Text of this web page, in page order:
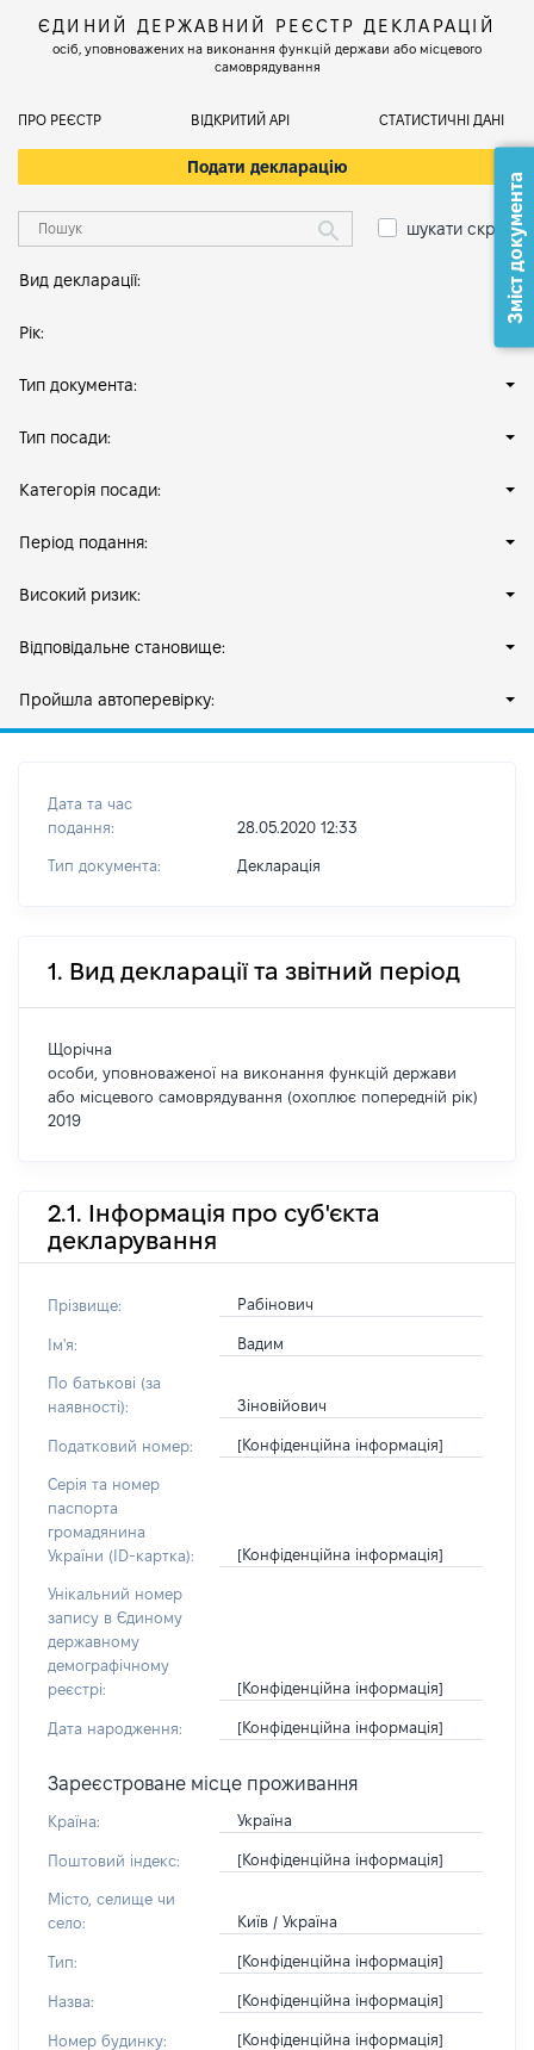
ЄДИНИЙ ДЕРЖАВНИЙ РЕЄСТР ДЕКЛАРАЦІЙ
осіб, уповноважених на виконання функцій держави або місцевого
самоврядування
ПРО РЕЄСТР ВІДКРИТИЙ АРІ СТАТИСТИЧНІ ДАНІ
Подати декларацію
шукати скрізь
Вид декларації:
Рік:
Тип документа:
Тип посади:
Категорія посади:
Період подання:
Високий ризик:
Відповідальне становище:
Пройшла автоперевірку:
Дата та час
подання:
28.05.2020 12:33
Тип документа: Декларація
1. Вид декларації та звітний період
Щорічна
особи, уповноваженої на виконання функцій держави
або місцевого самоврядування (охоплює попередній рік)
2019
2.1. Інформація про суб'єкта
декларування
Прізвище: Рабінович
Ім'я: Вадим
По батькові (за
наявності):
Зіновійович
Податковий номер: [Конфіденційна інформація]
Серія та номер
паспорта
громадянина
України (ID-картка):
[Конфіденційна інформація]
Унікальний номер
запису в Єдиному
державному
демографічному
реєстрі:
[Конфіденційна інформація]
Дата народження: [Конфіденційна інформація]
Зареєстроване місце проживання
Країна: Україна
Поштовий індекс: [Конфіденційна інформація]
Місто, селище чи
село:
Київ / Україна
Тип: [Конфіденційна інформація]
Назва: [Конфіденційна інформація]
Номер будинку: [Конфіденційна інформація]
Зміст документа